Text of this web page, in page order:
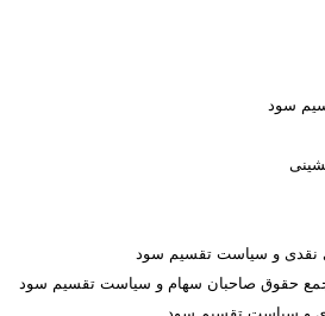
سود
نقدی و سیاست تقسیم سود
حقوق صاحبان سهام و سیاست تقسیم سود